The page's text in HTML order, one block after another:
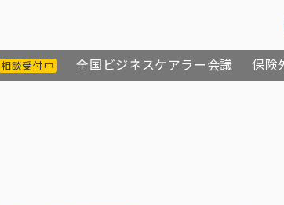
相談受付中 全国ビジネスケアラー会議 保険